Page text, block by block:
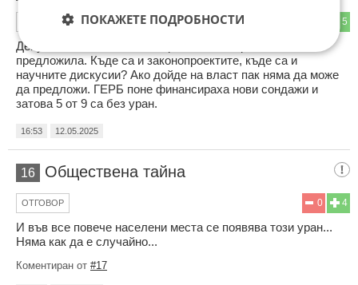
5
ОТГОВОР
Депутатка била, искала, борила се, ама решение не
предложила. Къде са и законопроектите, къде са и
научните дискусии? Ако дойде на власт пак няма да може
да предложи. ГЕРБ поне финансираха нови сондажи и
затова 5 от 9 са без уран.
16:53 12.05.2025
16 Обществена тайна
4
0
ОТГОВОР
И във все повече населени места се появява този уран...
Няма как да е случайно...
Коментиран от #17
ПОКАЖЕТЕ ПОДРОБНОСТИ